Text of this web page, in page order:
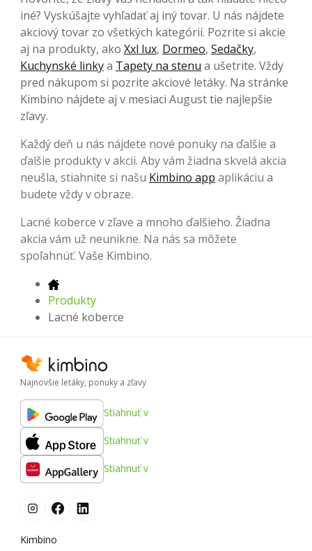
iné? Vyskúšajte vyhľadať aj iný tovar. U nás nájdete
akciový tovar zo všetkých kategórií. Pozrite si akcie
aj na produkty, ako Xxl lux, Dormeo, Sedačky,
Kuchynské linkya Tapety na stenu a ušetrite. Vždy
pred nákupom si pozrite akciové letáky. Na stránke
Kimbino nájdete aj v mesiaci August tie najlepšie
zľavy.
Každý deň u nás nájdete nové ponuky na ďalšie a
ďalšie produkty v akcii. Aby vám žiadna skvelá akcia
neušla, stiahnite si našu Kimbino app aplikáciu a
budete vždy v obraze.
Lacné koberce v zľave a mnoho ďalšieho. Žiadna
akcia vám už neunikne. Na nás sa môžete
spoľahnúť. Vaše Kimbino.
Produkty
Lacné koberce
Najnovšie letáky, ponuky a zľavy
Stiahnuť v
Stiahnuť v
Stiahnuť v
Kimbino